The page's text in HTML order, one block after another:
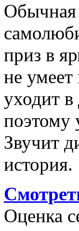
Обычная
приз в
не
уходит в
поэтому
Звучит
история.
Оценка